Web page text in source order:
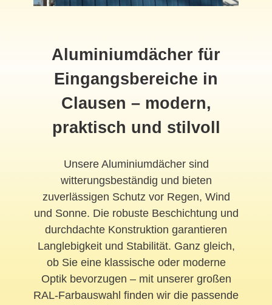
Aluminiumdächer für
Eingangsbereiche in
Clausen – modern,
praktisch und stilvoll
Unsere Aluminiumdächer sind
witterungsbeständig und bieten
zuverlässigen Schutz vor Regen, Wind
und Sonne. Die robuste Beschichtung und
durchdachte Konstruktion garantieren
Langlebigkeit und Stabilität. Ganz gleich,
ob Sie eine klassische oder moderne
Optik bevorzugen – mit unserer großen
RAL-Farbauswahl finden wir die passende